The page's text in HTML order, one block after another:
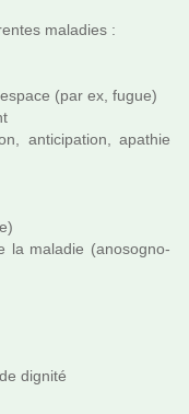
mala­dies :
(par ex, fugue)
anti­ci­pa­tion, apa­thie
la mala­die (ano­sog­no­
dignité